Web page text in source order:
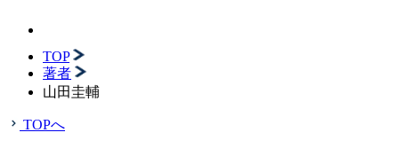
TOP
著者
山田圭輔
TOPへ